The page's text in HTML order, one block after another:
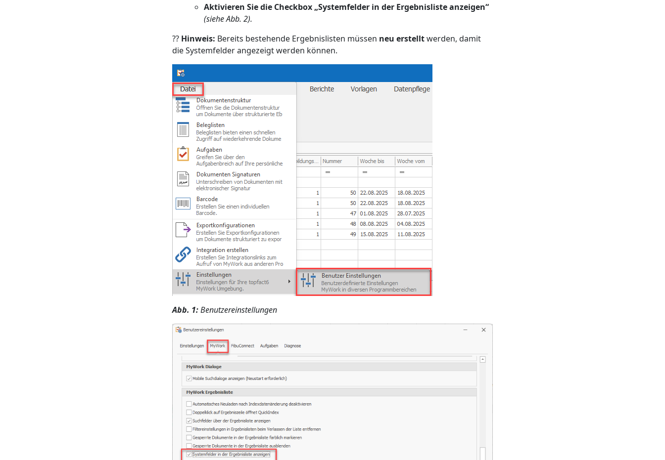
Aktivieren Sie die Checkbox „Systemfelder in der Ergebnisliste anzeigen“
(siehe Abb. 2).
?? Hinweis: Bereits bestehende Ergebnislisten müssen neu erstelltwerden, damit
die Systemfelder angezeigt werden können.
Abb. 1:Benutzereinstellungen